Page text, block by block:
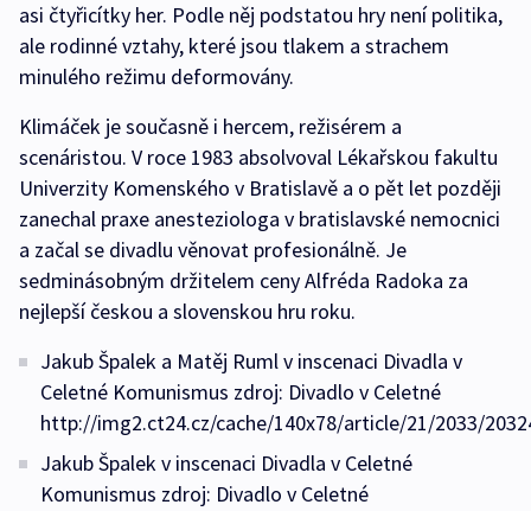
asi čtyřicítky her. Podle něj podstatou hry není politika,
ale rodinné vztahy, které jsou tlakem a strachem
minulého režimu deformovány.
Klimáček je současně i hercem, režisérem a
scenáristou. V roce 1983 absolvoval Lékařskou fakultu
Univerzity Komenského v Bratislavě a o pět let později
zanechal praxe anesteziologa v bratislavské nemocnici
a začal se divadlu věnovat profesionálně. Je
sedminásobným držitelem ceny Alfréda Radoka za
nejlepší českou a slovenskou hru roku.
Jakub Špalek a Matěj Ruml v inscenaci Divadla v
Celetné Komunismus zdroj: Divadlo v Celetné
http://img2.ct24.cz/cache/140x78/article/21/2033/
Jakub Špalek v inscenaci Divadla v Celetné
Komunismus zdroj: Divadlo v Celetné